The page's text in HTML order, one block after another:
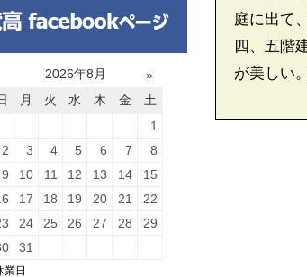
庭に出て
四、五階
が美しい